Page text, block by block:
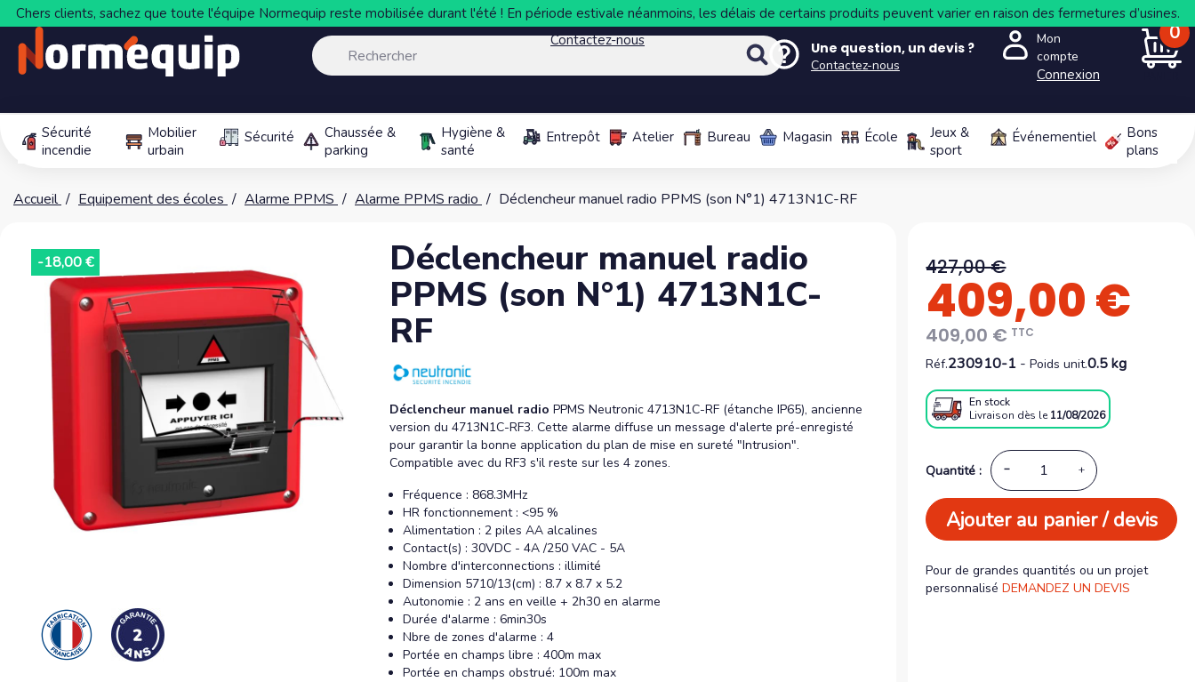
Chers clients, sachez que toute l'équipe Normequip reste mobilisée durant l'été ! En période estivale néanmoins, les délais de certains produits peuvent varier en raison des fermetures d’usines.
Contactez-nous
Une question, un devis ?
Contactez-nous
Mon
compte
Connexion
0
Sécurité
incendie
Mobilier
urbain
Sécurité
Chaussée &
parking
Hygiène &
santé
Entrepôt Atelier Bureau Magasin École
Jeux &
sport
Événementiel
Bons
plans
Accueil Equipement des écoles Alarme PPMS Alarme PPMS radio Déclencheur manuel radio PPMS (son N°1) 4713N1C-RF
-18,00 €
-18,00 €
Déclencheur manuel radio
PPMS (son N°1) 4713N1C-
RF
Déclencheur manuel radio PPMS Neutronic 4713N1C-RF (étanche IP65), ancienne
version du 4713N1C-RF3. Cette alarme diffuse un message d'alerte pré-enregisté
pour garantir la bonne application du plan de mise en sureté "Intrusion".
Compatible avec du RF3 s'il reste sur les 4 zones.
Fréquence : 868.3MHz
HR fonctionnement : <95 %
Alimentation : 2 piles AA alcalines
Contact(s) : 30VDC - 4A /250 VAC - 5A
Nombre d'interconnections : illimité
Dimension 5710/13(cm) : 8.7 x 8.7 x 5.2
Autonomie : 2 ans en veille + 2h30 en alarme
Durée d'alarme : 6min30s
Nbre de zones d'alarme : 4
Portée en champs libre : 400m max
Portée en champs obstrué: 100m max
427,00 €
409,00 €
409,00 € TTC
Réf.230910-1 -Poids unit.0.5 kg
En stock
Livraison dès le 11/08/2026
Quantité :
Ajouter au panier / devis
Pour de grandes quantités ou un projet
personnaliséDEMANDEZ UN DEVIS